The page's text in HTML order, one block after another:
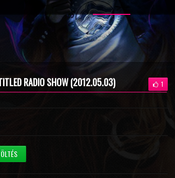
RADIO SHOW (2012.05.03) 1